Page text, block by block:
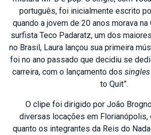
português, foi inicialmente escrito
quando a jovem de 20 anos morava
surfista Teco Padaratz, um dos
no Brasil, Laura lançou sua primeira
foi no ano passado que decidiu se
carreira, com o lançamento dos singles
to Quit”.
O clipe foi dirigido por João
diversas locações em Florianópolis,
quanto os integrantes da Reis do